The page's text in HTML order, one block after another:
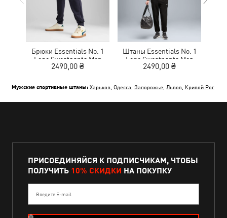
Брюки Essentials No. 1
Logo Sweatpants Men
2490,00 ₴
Штаны Essentials No. 1
Logo Sweatpants Men
2490,00 ₴
Мужские спортивные штаны: Харьков Одесса Запорожье Львов Кривой Рог
ПРИСОЕДИНЯЙСЯ К ПОДПИСЧИКАМ, ЧТОБЫ
ПОЛУЧИТЬ 10% СКИДКИ НА ПОКУПКУ
Введите E-mail